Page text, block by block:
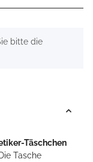
bitte die
Täschchen
Tasche